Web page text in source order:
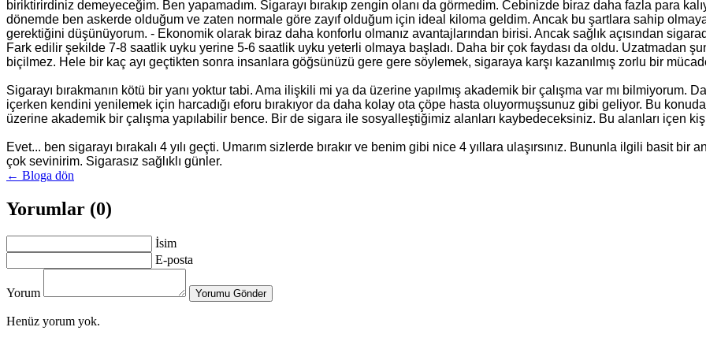
biriktirirdiniz demeyeceğim. Ben yapamadım. Sigarayı bırakıp zengin olanı da görmedim. Cebinizde biraz daha fazla para
dönemde ben askerde olduğum ve zaten normale göre zayıf olduğum için ideal kiloma geldim. Ancak bu şartlara sahip
gerektiğini düşünüyorum. - Ekonomik olarak biraz daha konforlu olmanız avantajlarından birisi. Ancak sağlık açısından
Fark edilir şekilde 7-8 saatlik uyku yerine 5-6 saatlik uyku yeterli olmaya başladı. Daha bir çok faydası da oldu. Uzatmadan
biçilmez. Hele bir kaç ayı geçtikten sonra insanlara göğsünüzü gere gere söylemek, sigaraya karşı kazanılmış zorlu bir
Sigarayı bırakmanın kötü bir yanı yoktur tabi. Ama ilişkili mi ya da üzerine yapılmış akademik bir çalışma var mı bilmiyorum.
içerken kendini yenilemek için harcadığı eforu bırakıyor da daha kolay ota çöpe hasta oluyormuşsunuz gibi geliyor. Bu
üzerine akademik bir çalışma yapılabilir bence. Bir de sigara ile sosyalleştiğimiz alanları kaybedeceksiniz. Bu alanları içen
Evet... ben sigarayı bırakalı 4 yılı geçti. Umarım sizlerde bırakır ve benim gibi nice 4 yıllara ulaşırsınız. Bununla ilgili basit bir
çok sevinirim. Sigarasız sağlıklı günler.
← Bloga dön
Yorumlar (0)
İsim
E-posta
Yorum Yorumu Gönder
Henüz yorum yok.